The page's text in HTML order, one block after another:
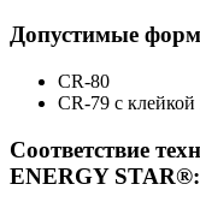
Допустимые
CR-80
CR-79 с
Соответствие
ENERGY STAR®: